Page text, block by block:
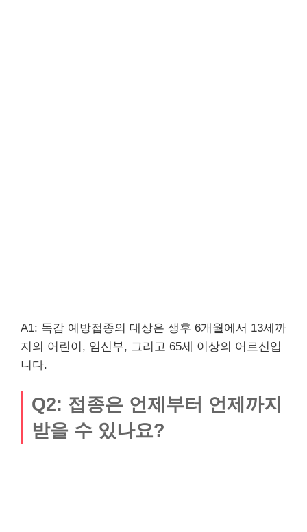
A1: 독감 예방접종의 대상은 생후 6개월에서 13세까
지의 어린이, 임신부, 그리고 65세 이상의 어르신입
니다.
Q2: 접종은 언제부터 언제까지
받을 수 있나요?